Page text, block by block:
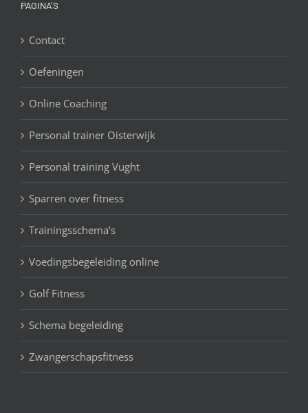
PAGINA’S
Contact
Oefeningen
Online Coaching
Personal trainer Oisterwijk
Personal training Vught
Sparren over fitness
Trainingsschema’s
Voedingsbegeleiding online
Golf Fitness
Schema begeleiding
Zwangerschapsfitness